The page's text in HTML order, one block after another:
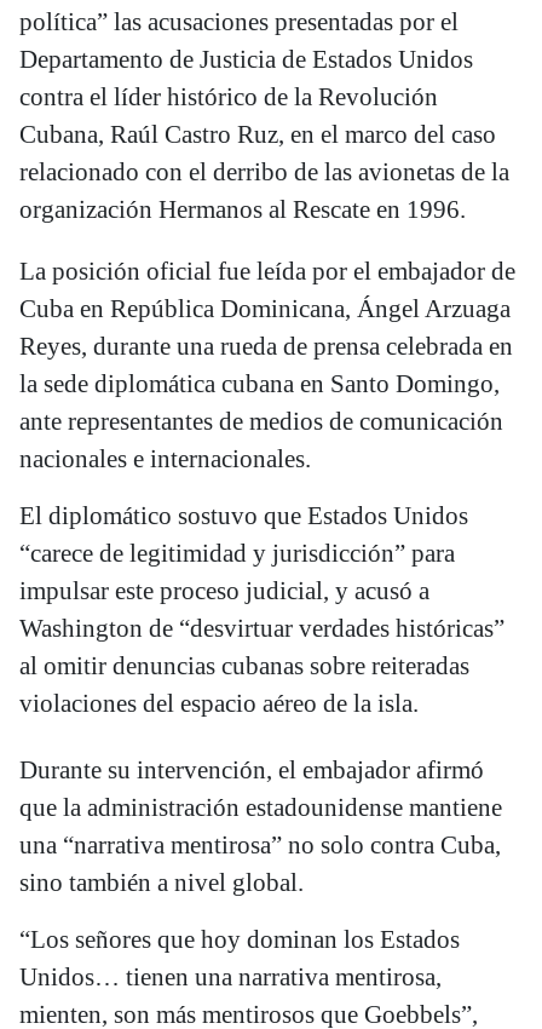
política” las acusaciones presentadas por el
Departamento de Justicia de Estados Unidos
contra el líder histórico de la Revolución
Cubana, Raúl Castro Ruz, en el marco del caso
relacionado con el derribo de las avionetas de la
organización Hermanos al Rescate en 1996.
La posición oficial fue leída por el embajador de
Cuba en República Dominicana, Ángel Arzuaga
Reyes, durante una rueda de prensa celebrada en
la sede diplomática cubana en Santo Domingo,
ante representantes de medios de comunicación
nacionales e internacionales.
El diplomático sostuvo que Estados Unidos
“carece de legitimidad y jurisdicción” para
impulsar este proceso judicial, y acusó a
Washington de “desvirtuar verdades históricas”
al omitir denuncias cubanas sobre reiteradas
violaciones del espacio aéreo de la isla.
Durante su intervención, el embajador afirmó
que la administración estadounidense mantiene
una “narrativa mentirosa” no solo contra Cuba,
sino también a nivel global.
“Los señores que hoy dominan los Estados
Unidos… tienen una narrativa mentirosa,
mienten, son más mentirosos que Goebbels”,